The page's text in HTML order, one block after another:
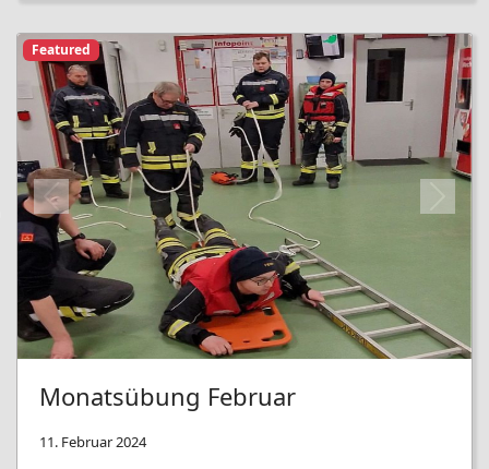
Previous
Featured
Monatsübung Februar
11. Februar 2024